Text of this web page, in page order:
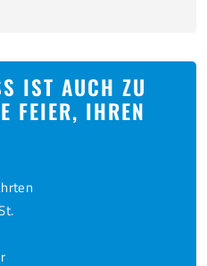
IST AUCH ZU
FEIER, IHREN